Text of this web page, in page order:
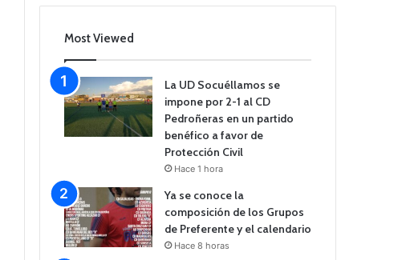
Most Viewed
La UD Socuéllamos se
impone por 2-1 al CD
Pedroñeras en un partido
benéfico a favor de
Protección Civil
Hace 1 hora
Ya se conoce la
composición de los Grupos
de Preferente y el calendario
Hace 8 horas